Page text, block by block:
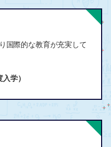
国際的な教育が充実して
学）